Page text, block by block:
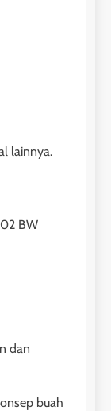
lainnya.
BW
dan
buah